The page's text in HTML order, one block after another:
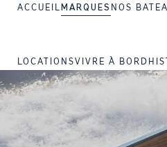
ACCUEIL MARQUES NOS
LOCATIONSVIVRE À BORD